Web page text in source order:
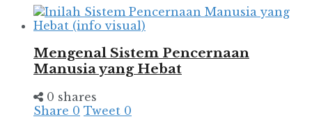
Mengenal Sistem Pencernaan
Manusia yang Hebat
0 shares
Share 0 Tweet 0